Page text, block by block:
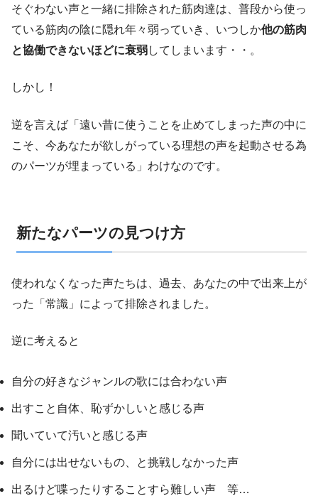
そぐわない声と一緒に排除された筋肉達は、普段から使っ
ている筋肉の陰に隠れ年々弱っていき、いつしか他の筋肉
と協働できないほどに衰弱してしまいます・・。
しかし！
逆を言えば「遠い昔に使うことを止めてしまった声の中に
こそ、今あなたが欲しがっている理想の声を起動させる為
のパーツが埋まっている」わけなのです。
新たなパーツの見つけ方
使われなくなった声たちは、過去、あなたの中で出来上が
った「常識」によって排除されました。
逆に考えると
自分の好きなジャンルの歌には合わない声
出すこと自体、恥ずかしいと感じる声
聞いていて汚いと感じる声
自分には出せないもの、と挑戦しなかった声
出るけど喋ったりすることすら難しい声 等…